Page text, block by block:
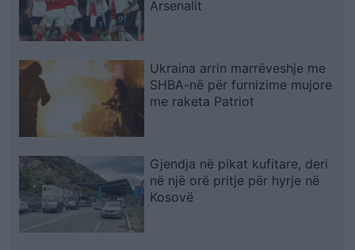
Arsenalit
Ukraina arrin marrëveshje me
SHBA-në për furnizime mujore
me raketa Patriot
Gjendja në pikat kufitare, deri
në një orë pritje për hyrje në
Kosovë